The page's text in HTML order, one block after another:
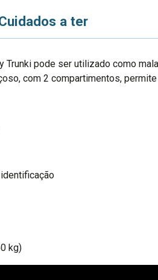
a ter
pode ser utilizado como
com 2 compartimentos,
kg)